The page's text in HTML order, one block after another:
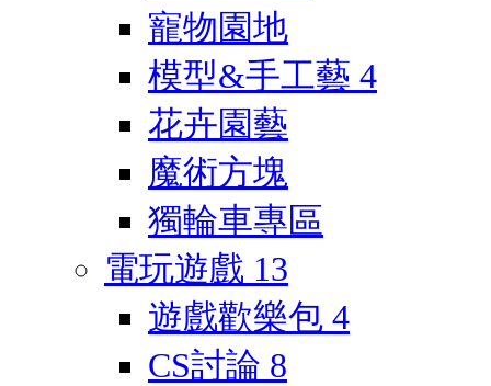
寵物園地
模型&手工藝 4
花卉園藝
魔術方塊
獨輪車專區
電玩遊戲 13
遊戲歡樂包 4
CS討論 8